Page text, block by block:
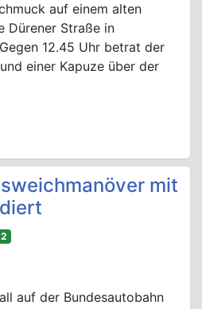
auf einem alten
Dürener Straße in
12.45 Uhr betrat der
einer Kapuze über der
mit
auf der Bundesautobahn